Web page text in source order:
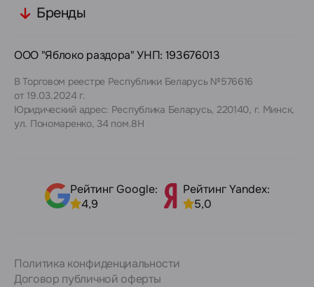
Бренды
ООО "Яблоко раздора" УНП: 193676013
В Торговом реестре Республики Беларусь №576616
от 19.03.2024 г.
Юридический адрес: Республика Беларусь, 220140, г. Минск,
ул. Пономаренко, 34 пом.8Н
Рейтинг Google:
4,9
Рейтинг Yandex:
5,0
Политика конфиденциальности
Договор публичной оферты